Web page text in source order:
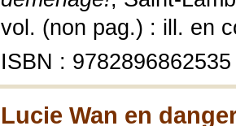
vol. (non pag.) : ill. en
ISBN : 9782896862535
Lucie Wan en